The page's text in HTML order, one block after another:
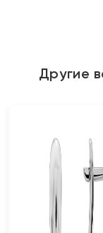
Другие